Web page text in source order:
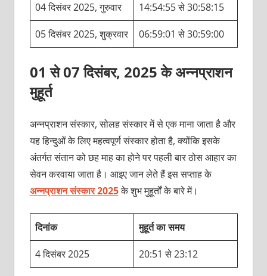
04 दिसंबर 2025, गुरुवार 14:54:55 से 30:58:15
05 दिसंबर 2025, शुक्रवार 06:59:01 से 30:59:00
01 से 07 दिसंबर, 2025 के अन्नप्राशन
मुहूर्त
अन्नप्राशन संस्कार, सोलह संस्कार में से एक माना जाता है और
यह हिन्दुओं के लिए महत्वपूर्ण संस्कार होता है, क्योंकि इसके
अंतर्गत संतान को छह माह का होने पर पहली बार ठोस आहार का
सेवन करवाया जाता है। आइए जान लेते हैं इस सप्ताह के
अन्नप्राशन संस्कार 2025के शुभ मुहूर्तों के बारे में।
दिनांक मुहूर्त का समय
4 दिसंबर 2025 20:51 से 23:12